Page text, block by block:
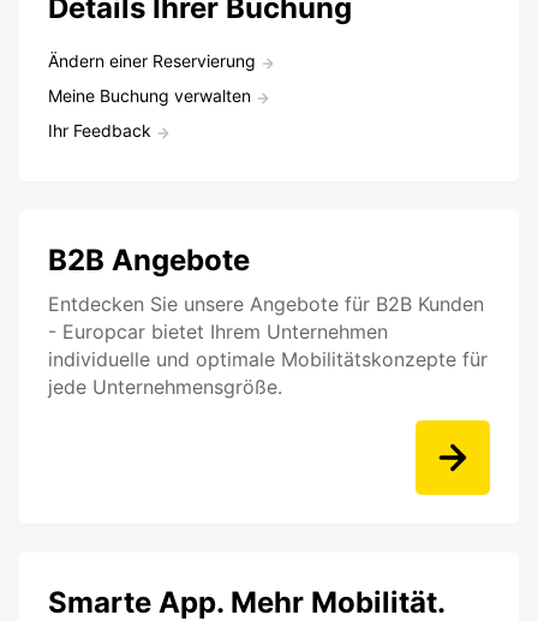
Details Ihrer Buchung
Ändern einer Reservierung
Meine Buchung verwalten
Ihr Feedback
B2B Angebote
Entdecken Sie unsere Angebote für B2B Kunden
- Europcar bietet Ihrem Unternehmen
individuelle und optimale Mobilitätskonzepte für
jede Unternehmensgröße.
Smarte App. Mehr Mobilität.